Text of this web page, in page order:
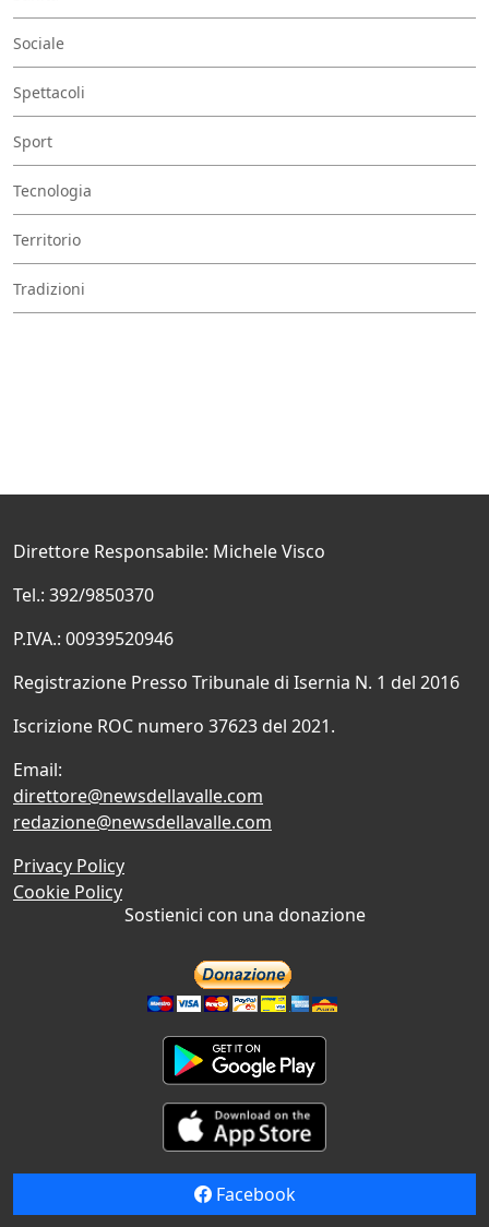
Sociale
Spettacoli
Sport
Tecnologia
Territorio
Tradizioni
Direttore Responsabile: Michele Visco
Tel.: 392/9850370
P.IVA.: 00939520946
Registrazione Presso Tribunale di Isernia N. 1 del 2016
Iscrizione ROC numero 37623 del 2021.
Email:
direttore@newsdellavalle.com
redazione@newsdellavalle.com
Privacy Policy
Cookie Policy
Sostienici con una donazione
Facebook